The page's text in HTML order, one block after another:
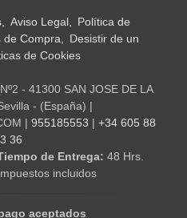
Aviso Legal
Política de
de Compra
Desistir de un
de Cookies
- 41300 SAN JOSE DE LA
- (España) |
| 955185553 | +34 605 88
36
de Entrega: 48 Hrs.
incluidos
aceptados